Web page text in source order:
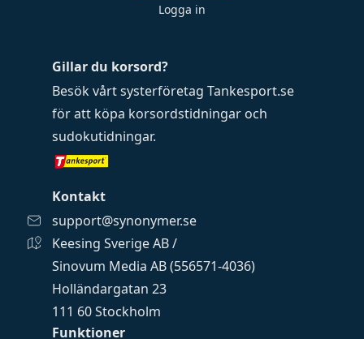
Funktioner
Gillar du korsord?
Besök vårt systerföretag Tankesport.se
för att köpa korsordstidningar och
sudokutidningar.
Kontakt
support@synonymer.se
Keesing Sverige AB /
Sinovum Media AB (556571-4036)
Holländargatan 23
111 60 Stockholm
Logga in